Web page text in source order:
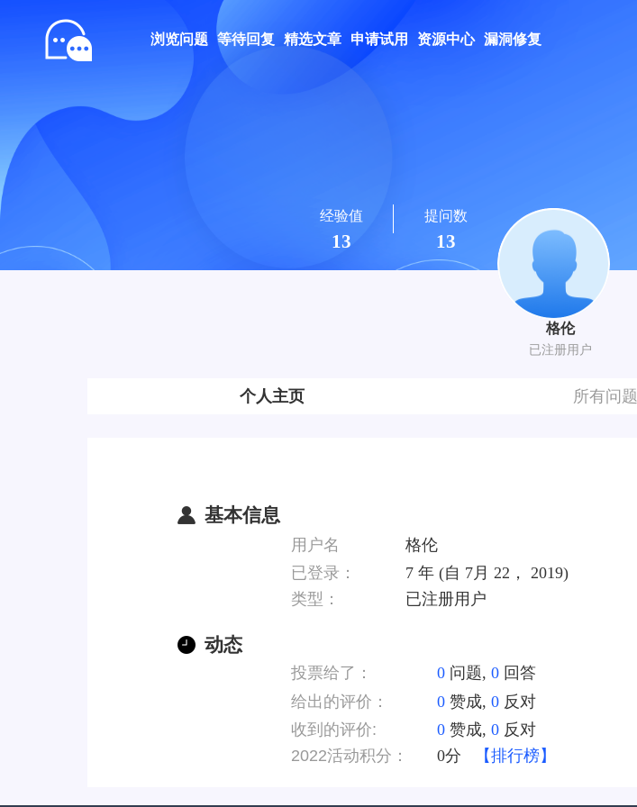
经验值
13
提问数
13
格伦
已注册用户
个人主页 所有问题
浏览问题 等待回复 精选文章 申请试用 资源中心 漏洞修复
基本信息
用户名
格伦
已登录：
7 年 (自 7月 22， 2019)
类型：
已注册用户
动态
投票给了： 0 问题, 0 回答
给出的评价：
0 赞成, 0 反对
收到的评价:
0 赞成, 0 反对
2022活动积分：
0分 【排行榜】